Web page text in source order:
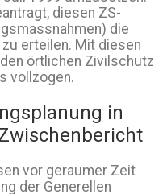
diesen ZS-
die
erteilen. Mit diesen
örtlichen Zivilschutz
vollzogen.
in
vor geraumer Zeit
der Generellen